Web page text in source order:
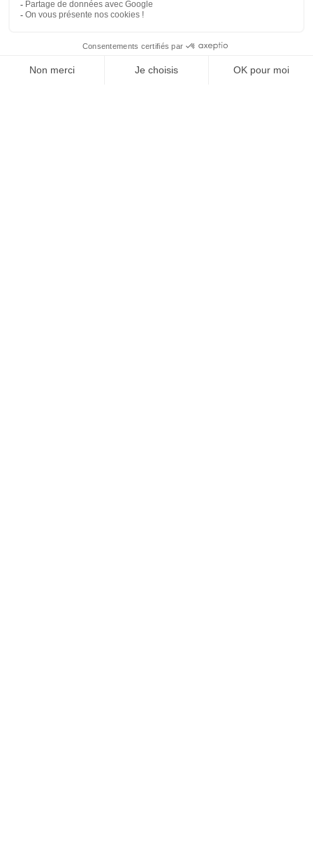
MAISON BOUTIQUE RECHERCHE LISTE DE SOUHAITS
robustesse, sa céramique haute densité et sa capacité
utilisation prolongée, ce qui en fait un choix fiable